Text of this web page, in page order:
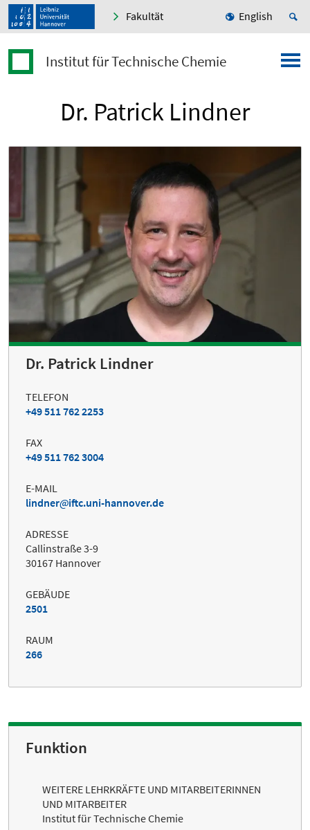
Fakultät English
Institut für Technische Chemie
Dr. Patrick Lindner
Dr. Patrick Lindner
TELEFON
+49 511 762 2253
FAX
+49 511 762 3004
E-MAIL
lindner
iftc.uni-hannover.de
ADRESSE
Callinstraße 3-9
30167 Hannover
GEBÄUDE
2501
RAUM
266
Funktion
WEITERE LEHRKRÄFTE UND MITARBEITERINNEN
UND MITARBEITER
Institut für Technische Chemie